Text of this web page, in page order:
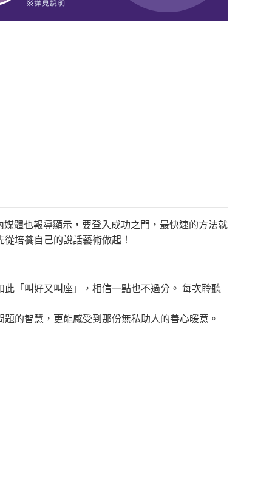
體也報導顯示，要登入成功之門，最快速的方法就
培養自己的說話藝術做起！
「叫好又叫座」，相信一點也不過分。 每次聆聽
的智慧，更能感受到那份無私助人的善心暖意。